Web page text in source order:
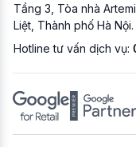
Tầng 3, Tòa nhà
Liệt, Thành phố Hà Nội.
Hotline tư vấn dịch vụ: